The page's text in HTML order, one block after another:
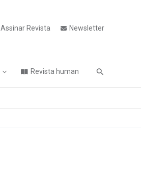
Assinar Revista Newsletter
Revista human Pesquisa